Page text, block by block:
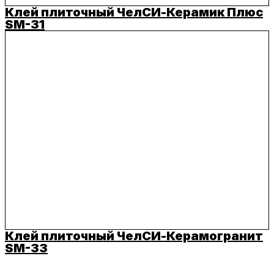
Клей плиточный ЧелСИ-Керамик Плюс
SM-31
Клей плиточный ЧелСИ-Керамогранит
SM-33